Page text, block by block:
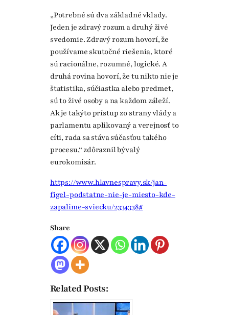
„Potrebné sú dva základné vklady.
Jeden je zdravý rozum a druhý živé
svedomie. Zdravý rozum hovorí, že
používame skutočné riešenia, ktoré
sú racionálne, rozumné, logické. A
druhá rovina hovorí, že tu nikto nie je
štatistika, súčiastka alebo predmet,
sú to živé osoby a na každom záleží.
Ak je takýto prístup zo strany vlády a
parlamentu aplikovaný a verejnosť to
cíti, rada sa stáva súčasťou takého
procesu,“ zdôraznil bývalý
eurokomisár.
https://www.hlavnespravy.sk/jan-
figel-podstatne-nie-je-miesto-kde-
zapalime-sviecku/2334338#
Share
Related Posts: